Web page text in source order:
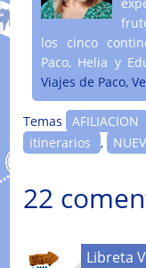
los cinco
Paco, Helia y
Viajes de Paco,
Temas AFILIACION
itinerarios
,
22
Libreta